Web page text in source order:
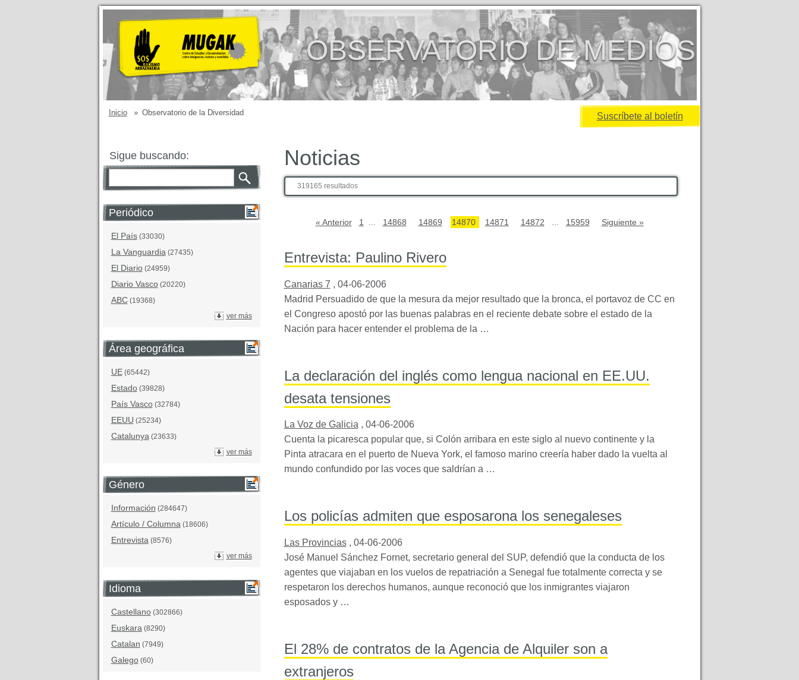
OBSERVATORIO DE MEDIOS
Inicio » Observatorio de la Diversidad Suscríbete al boletín
Sigue buscando:
Periódico
El País(33030)
La Vanguardia(27435)
El Diario(24959)
Diario Vasco(20220)
ABC(19368)
ver más
Área geográfica
UE(65442)
Estado(39828)
País Vasco(32784)
EEUU (25234)
Catalunya(23633)
ver más
Género
Información (284647)
Artículo / Columna(18606)
Entrevista(8576)
ver más
Idioma
Castellano(302866)
Euskara(8290)
Catalan (7949)
Galego(60)
Noticias
319165 resultados
« Anterior 1 14868 14869 14870 14871 14872 15959 Siguiente »
Entrevista: Paulino Rivero
Canarias 7 , 04-06-2006
Madrid Persuadido de que la mesura da mejor resultado que la bronca, el portavoz de CC en
el Congreso apostó por las buenas palabras en el reciente debate sobre el estado de la
Nación para hacer entender el problema de la …
La declaración del inglés como lengua nacional en EE.UU.
desata tensiones
La Voz de Galicia , 04-06-2006
Cuenta la picaresca popular que, si Colón arribara en este siglo al nuevo continente y la
Pinta atracara en el puerto de Nueva York, el famoso marino creería haber dado la vuelta al
mundo confundido por las voces que saldrían a …
Los policías admiten que esposarona los senegaleses
Las Provincias , 04-06-2006
José Manuel Sánchez Fornet, secretario general del SUP, defendió que la conducta de los
agentes que viajaban en los vuelos de repatriación a Senegal fue totalmente correcta y se
respetaron los derechos humanos, aunque reconoció que los inmigrantes viajaron
esposados y …
El 28% de contratos de la Agencia de Alquiler son a
extranjeros